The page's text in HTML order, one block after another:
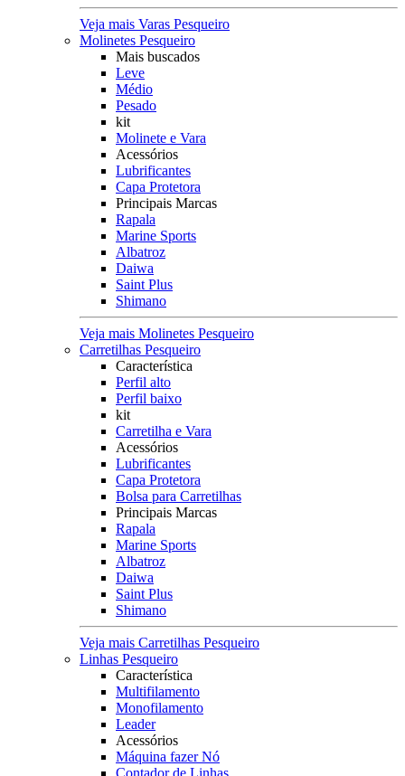
Veja mais Varas Pesqueiro
Molinetes Pesqueiro
Mais buscados
Leve
Médio
Pesado
kit
Molinete e Vara
Acessórios
Lubrificantes
Capa Protetora
Principais Marcas
Rapala
Marine Sports
Albatroz
Daiwa
Saint Plus
Shimano
Veja mais Molinetes Pesqueiro
Carretilhas Pesqueiro
Característica
Perfil alto
Perfil baixo
kit
Carretilha e Vara
Acessórios
Lubrificantes
Capa Protetora
Bolsa para Carretilhas
Principais Marcas
Rapala
Marine Sports
Albatroz
Daiwa
Saint Plus
Shimano
Veja mais Carretilhas Pesqueiro
Linhas Pesqueiro
Característica
Multifilamento
Monofilamento
Leader
Acessórios
Máquina fazer Nó
Contador de Linhas